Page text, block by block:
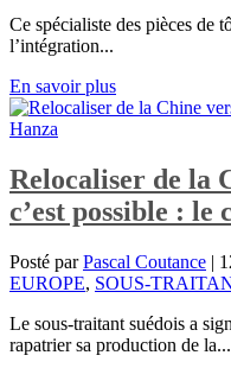
Ce spécialiste des pièces de
l’intégration...
En savoir plus
Relocaliser de la
c’est possible : le
Posté parPascal Coutance |
EUROPE, SOUS-
Le sous-traitant suédois a
rapatrier sa production de la...